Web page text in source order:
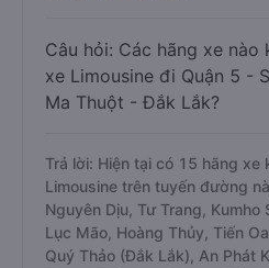
Câu hỏi: Các hãng xe nào
xe Limousine đi Quận 5 -
Ma Thuột - Đắk Lắk?
Trả lời: Hiện tại có 15 hãng xe
Limousine trên tuyến đường
Nguyên Dịu, Tư Trang, Kumho
Lục Mão, Hoàng Thủy, Tiến
Quý Thảo (Đắk Lắk), An Phát